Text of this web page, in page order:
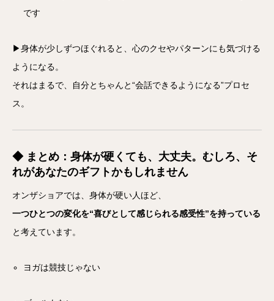
です
▶身体が少しずつほぐれると、心のクセやパターンにも気づける
ようになる。
それはまるで、自分とちゃんと“会話できるようになる”プロセ
ス。
◆ まとめ：身体が硬くても、大丈夫。むしろ、そ
れがあなたのギフトかもしれません
オンザショアでは、身体が硬い人ほど、
一つひとつの変化を“喜びとして感じられる感受性”を持っている
と考えています。
ヨガは競技じゃない